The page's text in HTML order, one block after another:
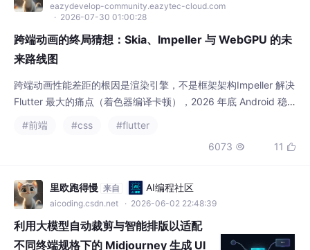
eazydevelop-community.eazytec-cloud.com
· 2026-07-30 01:00:28
跨端动画的终局猜想：Skia、Impeller 与 WebGPU 的未
来路线图
跨端动画性能差距的根因是渲染引擎，不是框架架构Impeller 解决
Flutter 最大的痛点（着色器编译卡顿），2026 年底 Android 稳
定WebGPU 是 Web 动画的未来，2026 年底覆盖率 90%+2028
底改变动画的底层实现方式2026 年做高性能动效，Flutter 仍是首
#前端 #css
#flutter
6073  11 
里欧跑得慢 来自 AI编程社区
aicoding.csdn.net · 2026-06-02 22:48:39
利用大模型自动裁剪与智能排版以适配
不同终端规格下的 Midjourney 生成 UI